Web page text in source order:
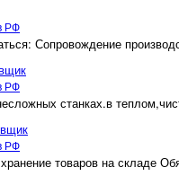
РФ
Сопровождение
РФ
станках.в
РФ
хранение товаров на складе